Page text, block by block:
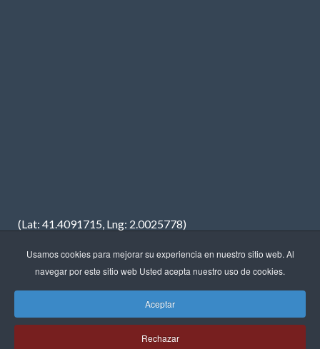
(Lat: 41.4091715, Lng: 2.0025778)
Copyright © 2023 · FREDIMAR, S.A. · Diseño web:
Neótik
Usamos cookies para mejorar su experiencia en nuestro sitio web. Al
navegar por este sitio web Usted acepta nuestro uso de cookies.
Aceptar
Rechazar